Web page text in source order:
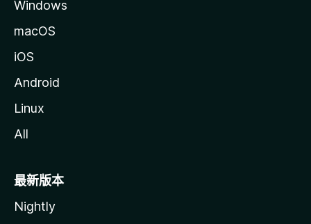
Windows
macOS
iOS
Android
Linux
All
最新版本
Nightly